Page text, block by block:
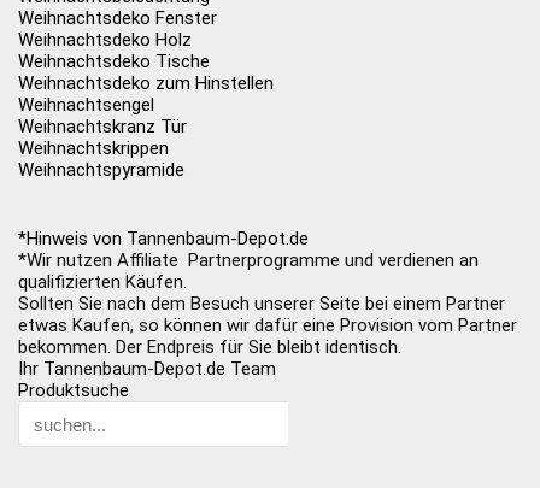
Weihnachtsdeko Fenster
Weihnachtsdeko Holz
Weihnachtsdeko Tische
Weihnachtsdeko zum Hinstellen
Weihnachtsengel
Weihnachtskranz Tür
Weihnachtskrippen
Weihnachtspyramide
*Hinweis von Tannenbaum-Depot.de
*Wir nutzen Affiliate Partnerprogramme und verdienen an
qualifizierten Käufen.
Sollten Sie nach dem Besuch unserer Seite bei einem Partner
etwas Kaufen, so können wir dafür eine Provision vom Partner
bekommen. Der Endpreis für Sie bleibt identisch.
Ihr Tannenbaum-Depot.de Team
Produktsuche